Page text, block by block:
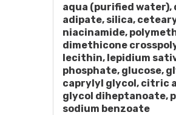
aqua (purified
adipate, silica,
niacinamide,
dimethicone
lecithin, lepidium
phosphate, glucose,
caprylyl glycol, citric
glycol diheptanoate,
sodium benzoate